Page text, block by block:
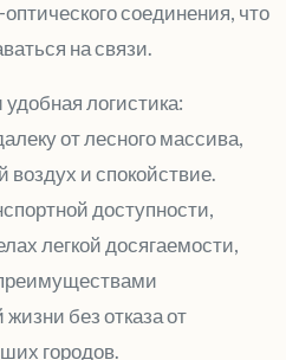
соединения, что
на связи.
логистика:
от лесного массива,
воздух и спокойствие.
доступности,
легкой досягаемости,
без отказа от
городов.